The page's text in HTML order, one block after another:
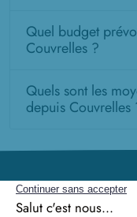
Quel budget
Couvrelles ?
Quels sont les
depuis Couvrelles